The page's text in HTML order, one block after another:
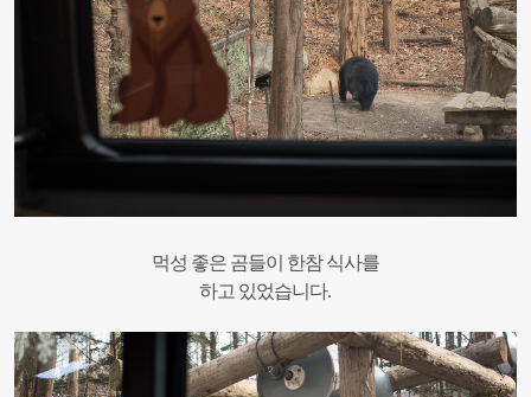
먹성 좋은 곰들이 한참 식사를
하고 있었습니다.